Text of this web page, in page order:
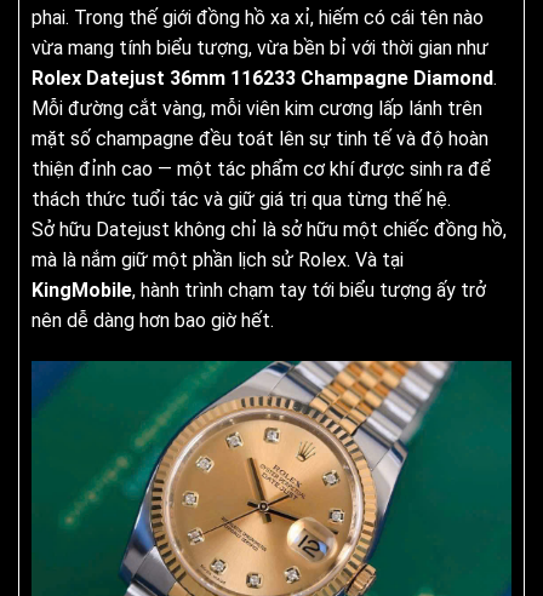
phai. Trong thế giới đồng hồ xa xỉ, hiếm có cái tên nào
vừa mang tính biểu tượng, vừa bền bỉ với thời gian như
Rolex Datejust 36mm 116233 Champagne Diamond.
Mỗi đường cắt vàng, mỗi viên kim cương lấp lánh trên
mặt số champagne đều toát lên sự tinh tế và độ hoàn
thiện đỉnh cao — một tác phẩm cơ khí được sinh ra để
thách thức tuổi tác và giữ giá trị qua từng thế hệ.
Sở hữu Datejust không chỉ là sở hữu một chiếc đồng hồ,
mà là nắm giữ một phần lịch sử Rolex. Và tại
KingMobile, hành trình chạm tay tới biểu tượng ấy trở
nên dễ dàng hơn bao giờ hết.